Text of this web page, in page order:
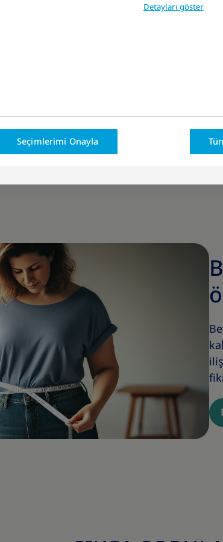
ölçmelisin?
evde bel çevreni ölçebilirsin. Bel
sürecinde sana yol
adımdır.
Detayları göster
Seçimlerimi Onayla